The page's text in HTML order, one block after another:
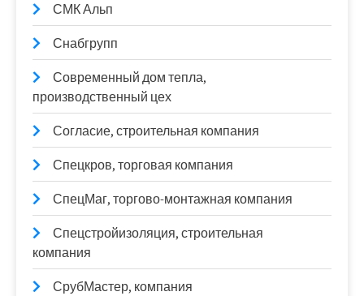
СМК Альп
Снабгрупп
Современный дом тепла,
производственный цех
Согласие, строительная компания
Спецкров, торговая компания
СпецМаг, торгово-монтажная компания
Спецстройизоляция, строительная
компания
СрубМастер, компания